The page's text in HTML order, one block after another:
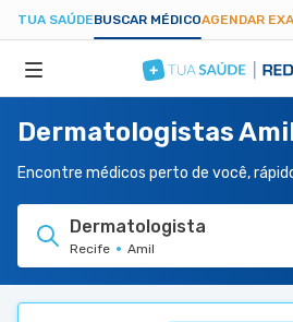
TUA SAÚDEBUSCAR MÉDICOAGENDAR
ESPECIALIDADES
HOSPITAIS
TUASAUDE.COM
Dermatologistas
Encontre médicos perto de você,
Dermatologista
Recife Amil